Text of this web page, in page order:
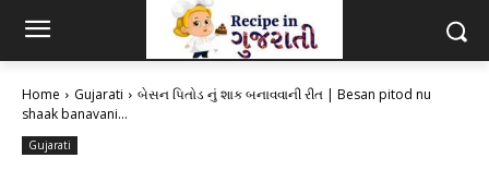
Home Gujarati
બેસન પિતોડ નું શાક બનાવવાની રીત | Besan pitod nu
shaak banavani...
Gujarati